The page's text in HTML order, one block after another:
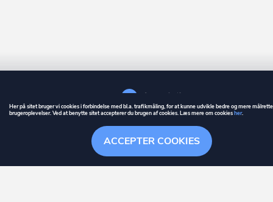
Søgehistorik Menu
GUIDE BETINGELSER
er et registreret varemærke tilhørende ownr ApS – CVR nr.: 36 40 88
Stationsparken 26. 2., 2600 Glostrup, info@ownr.dk
ACCEPTER COOKIES
Her på sitet bruger vi cookies i forbindelse med bl.a. trafikmåling, for at kunne udvikle bedre og mere
brugeroplevelser. Ved at benytte sitet accepterer du brugen af cookies. Læs mere om cookiesher.